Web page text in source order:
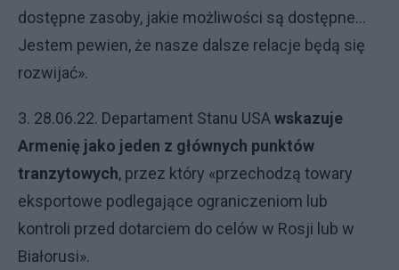
dostępne zasoby, jakie możliwości są dostępne...
Jestem pewien, że nasze dalsze relacje będą się
rozwijać».
3. 28.06.22. Departament Stanu USAwskazuje
Armenię jako jeden z głównych punktów
tranzytowych, przez który «przechodzą towary
eksportowe podlegające ograniczeniom lub
kontroli przed dotarciem do celów w Rosji lub w
Białorusi».